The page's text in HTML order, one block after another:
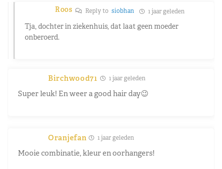
Roos Reply to siobhan 1 jaar geleden
Tja, dochter in ziekenhuis, dat laat geen moeder
onberoerd.
Birchwood71 1 jaar geleden
Super leuk! En weer a good hair day😉
Oranjefan 1 jaar geleden
Mooie combinatie, kleur en oorhangers!